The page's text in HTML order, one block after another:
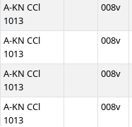
A-KN CCl
1013
008v
A-KN CCl
1013
008v
A-KN CCl
1013
008v
A-KN CCl
1013
008v